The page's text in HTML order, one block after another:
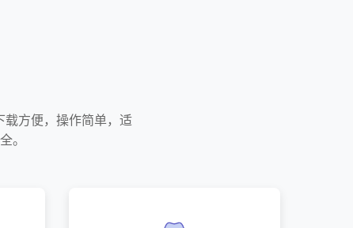
方便，操作简单，适
。